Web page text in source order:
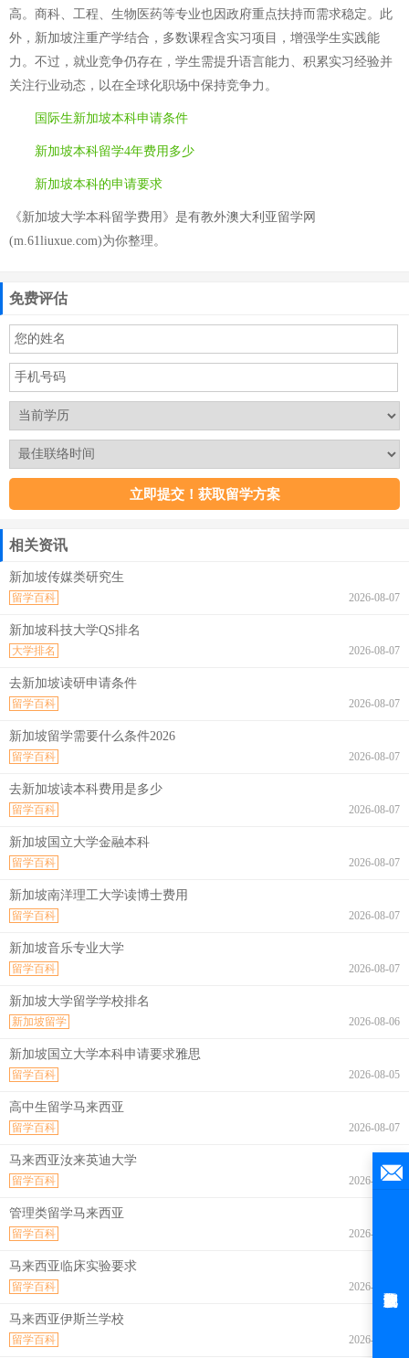
高。商科、工程、生物医药等专业也因政府重点扶持而需求稳定。此
外，新加坡注重产学结合，多数课程含实习项目，增强学生实践能
力。不过，就业竞争仍存在，学生需提升语言能力、积累实习经验并
关注行业动态，以在全球化职场中保持竞争力。
国际生新加坡本科申请条件
新加坡本科留学4年费用多少
新加坡本科的申请要求
《新加坡大学本科留学费用》是有教外澳大利亚留学网
(m.61liuxue.com)为你整理。
免费评估
相关资讯
新加坡传媒类研究生
2026-08-07
留学百科
新加坡科技大学QS排名
2026-08-07
大学排名
去新加坡读研申请条件
2026-08-07
留学百科
新加坡留学需要什么条件2026
2026-08-07
留学百科
去新加坡读本科费用是多少
2026-08-07
留学百科
新加坡国立大学金融本科
2026-08-07
留学百科
新加坡南洋理工大学读博士费用
2026-08-07
留学百科
新加坡音乐专业大学
2026-08-07
留学百科
新加坡大学留学学校排名
2026-08-06
新加坡留学
新加坡国立大学本科申请要求雅思
2026-08-05
留学百科
高中生留学马来西亚
2026-08-07
留学百科
马来西亚汝来英迪大学
2026-08-07
留学百科
管理类留学马来西亚
2026-08-07
留学百科
马来西亚临床实验要求
2026-08-07
留学百科
马来西亚伊斯兰学校
2026-08-07
留学百科